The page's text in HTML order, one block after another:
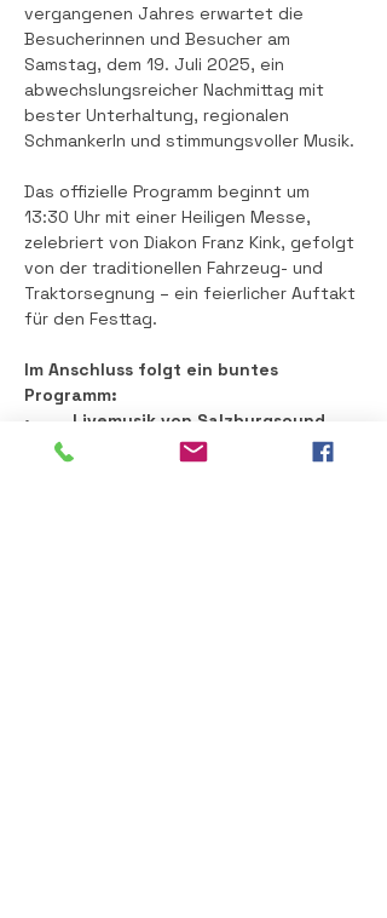
vergangenen Jahres erwartet die
Besucherinnen und Besucher am
Samstag, dem 19. Juli 2025, ein
abwechslungsreicher Nachmittag mit
bester Unterhaltung, regionalen
Schmankerln und stimmungsvoller Musik.
Das offizielle Programm beginnt um
13:30 Uhr mit einer Heiligen Messe,
zelebriert von Diakon Franz Kink, gefolgt
von der traditionellen Fahrzeug- und
Traktorsegnung – ein feierlicher Auftakt
für den Festtag.
Im Anschluss folgt ein buntes
Programm:
Livemusik von Salzburgsound
unter dem Motto: